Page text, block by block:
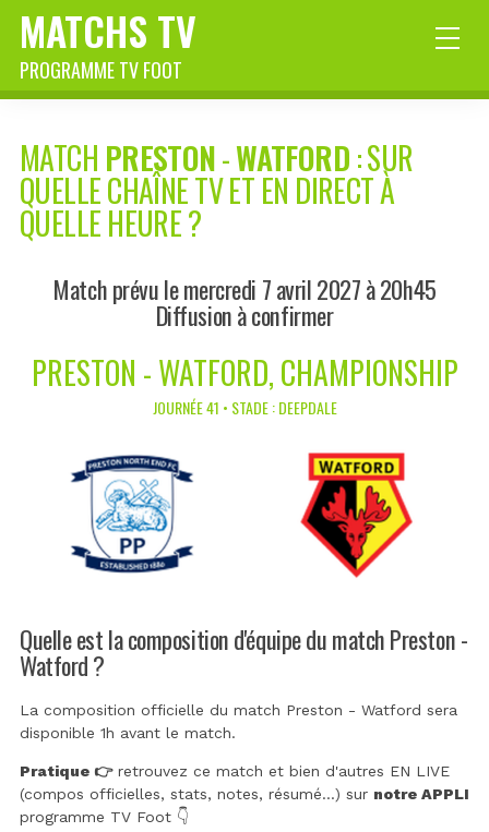
MATCHS TV
PROGRAMME TV FOOT
MATCH PRESTON-WATFORD: SUR
QUELLE CHAÎNE TV ET EN DIRECT À
QUELLE HEURE ?
Match prévu le mercredi 7 avril 2027 à 20h45
Diffusion à confirmer
PRESTON - WATFORD, CHAMPIONSHIP
JOURNÉE 41 • STADE : DEEPDALE
Quelle est la composition d'équipe du match Preston -
Watford ?
La composition officielle du match Preston - Watford sera
disponible 1h avant le match.
Pratique 👉retrouvez ce match et bien d'autres EN LIVE
(compos officielles, stats, notes, résumé...) sur notre APPLI
programme TV Foot 👇